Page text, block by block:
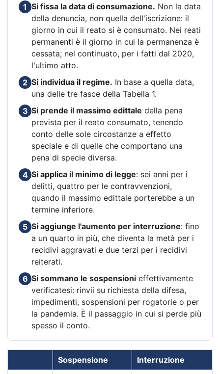
1 Si fissa la data di consumazione. Non la data
della denuncia, non quella dell'iscrizione: il
giorno in cui il reato si è consumato. Nei reati
permanenti è il giorno in cui la permanenza è
cessata; nel continuato, per i fatti dal 2020,
l'ultimo atto.
2 Si individua il regime. In base a quella data,
una delle tre fasce della Tabella 1.
3 Si prende il massimo edittale della pena
prevista per il reato consumato, tenendo
conto delle sole circostanze a effetto
speciale e di quelle che comportano una
pena di specie diversa.
4 Si applica il minimo di legge: sei anni per i
delitti, quattro per le contravvenzioni,
quando il massimo edittale porterebbe a un
termine inferiore.
5 Si aggiunge l'aumento per interruzione: fino
a un quarto in più, che diventa la metà per i
recidivi aggravati e due terzi per i recidivi
reiterati.
6 Si sommano le sospensioni effettivamente
verificatesi: rinvii su richiesta della difesa,
impedimenti, sospensioni per rogatorie o per
la pandemia. È il passaggio in cui si perde più
spesso il conto.
Sospensione Interruzione